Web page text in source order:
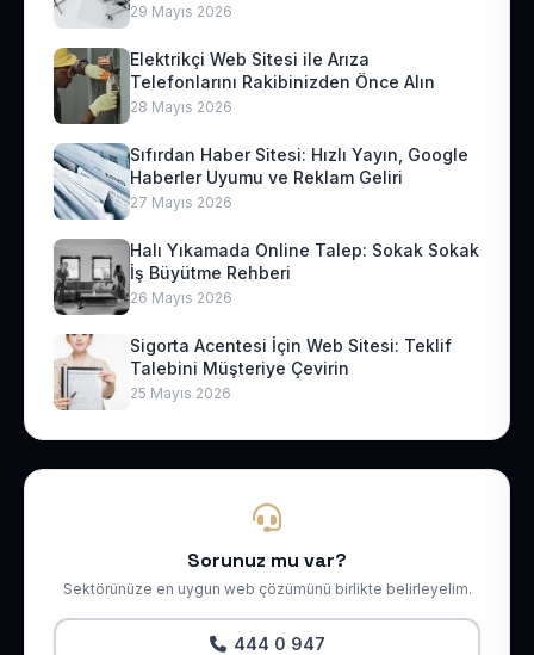
29 Mayıs 2026
Elektrikçi Web Sitesi ile Arıza
Telefonlarını Rakibinizden Önce Alın
28 Mayıs 2026
Sıfırdan Haber Sitesi: Hızlı Yayın, Google
Haberler Uyumu ve Reklam Geliri
27 Mayıs 2026
Halı Yıkamada Online Talep: Sokak Sokak
İş Büyütme Rehberi
26 Mayıs 2026
Sigorta Acentesi İçin Web Sitesi: Teklif
Talebini Müşteriye Çevirin
25 Mayıs 2026
Sorunuz mu var?
Sektörünüze en uygun web çözümünü birlikte belirleyelim.
444 0 947